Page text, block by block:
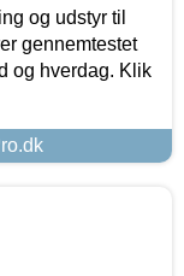
og udstyr til
gennemtestet
og hverdag. Klik